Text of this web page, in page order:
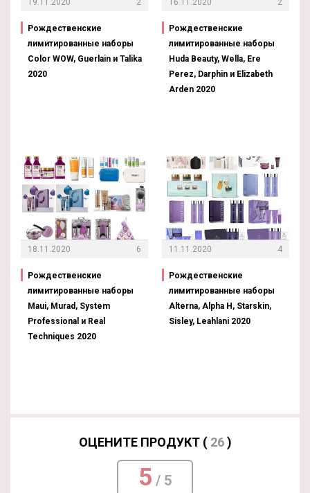
Рождественские
лимитированные наборы
Color WOW, Guerlain и Talika
2020
18.11.2020 6
Рождественские
лимитированные наборы
Maui, Murad, System
Professional и Real
Techniques 2020
Рождественские
лимитированные наборы
Huda Beauty, Wella, Ere
Perez, Darphin и Elizabeth
Arden 2020
11.11.2020 4
Рождественские
лимитированные наборы
Alterna, Alpha H, Starskin,
Sisley, Leahlani 2020
ОЦЕНИТЕ ПРОДУКТ ( 26)
5 / 5